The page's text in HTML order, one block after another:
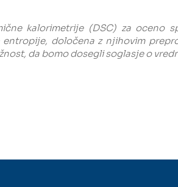
kalorimetrije (DSC) za oceno
določena z njihovim
da bomo dosegli soglasje o